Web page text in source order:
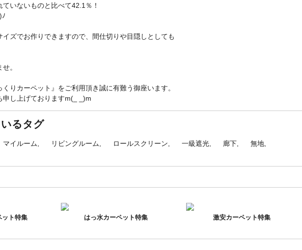
いないものと比べて42.1％！
ズでお作りできますので、間仕切りや目隠しとしても
。
りカーペット』をご利用頂き誠に有難う御座います。
申し上げておりますm(_ _)m
るタグ
マイルーム リビングルーム ロールスクリーン 一級遮光 廊下
無地
ット特集 はっ水カーペット特集 激安カーペット特集